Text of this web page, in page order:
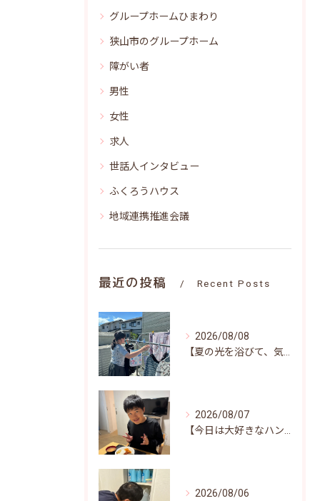
グループホームひまわり
狭山市のグループホーム
障がい者
男性
女性
求人
世話人インタビュー
ふくろうハウス
地域連携推進会議
最近の投稿 Recent Posts
2026/08/08
2026/08/07
2026/08/06